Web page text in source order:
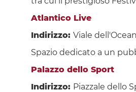
Atlantico Live
Indirizzo: Viale
Spazio dedicato a un
Palazzo dello Sport
Indirizzo: Piazzale dello